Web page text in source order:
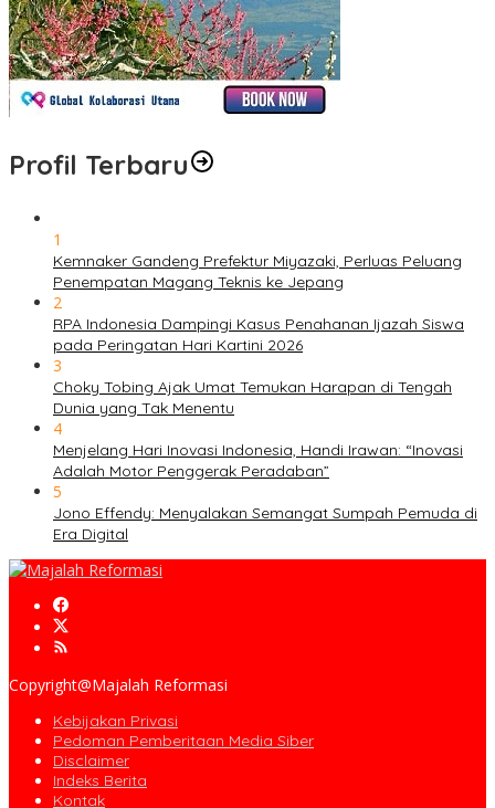
Profil Terbaru
1
Kemnaker Gandeng Prefektur Miyazaki, Perluas Peluang
Penempatan Magang Teknis ke Jepang
2
RPA Indonesia Dampingi Kasus Penahanan Ijazah Siswa
pada Peringatan Hari Kartini 2026
3
Choky Tobing Ajak Umat Temukan Harapan di Tengah
Dunia yang Tak Menentu
4
Menjelang Hari Inovasi Indonesia, Handi Irawan: “Inovasi
Adalah Motor Penggerak Peradaban”
5
Jono Effendy: Menyalakan Semangat Sumpah Pemuda di
Era Digital
Copyright@Majalah Reformasi
Kebijakan Privasi
Pedoman Pemberitaan Media Siber
Disclaimer
Indeks Berita
Kontak